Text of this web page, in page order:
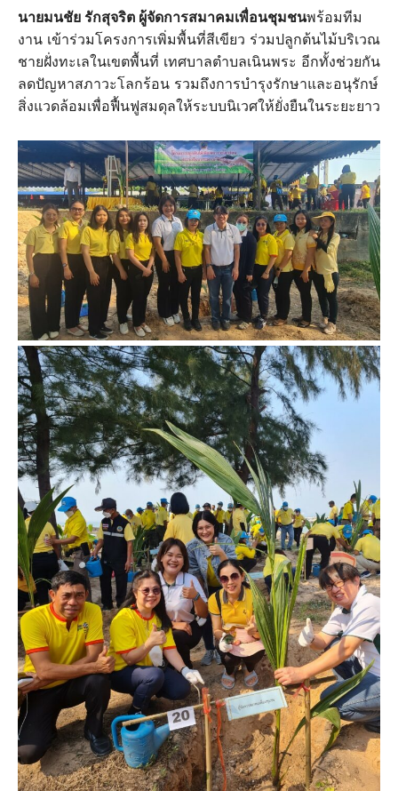
นายมนชัย รักสุจริต ผู้จัดการสมาคมเพื่อนชุมชนพร้อมทีม
งาน เข้าร่วมโครงการเพิ่มพื้นที่สีเขียว ร่วมปลูกต้นไม้บริเวณ
ชายฝั่งทะเลในเขตพื้นที่ เทศบาลตำบลเนินพระ อีกทั้งช่วยกัน
ลดปัญหาสภาวะโลกร้อน รวมถึงการบำรุงรักษาและอนุรักษ์
สิ่งแวดล้อมเพื่อฟื้นฟูสมดุลให้ระบบนิเวศให้ยั่งยืนในระยะยาว